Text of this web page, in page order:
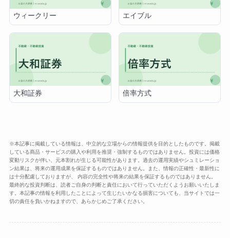
ウィークリー エイブル
大和証券 倍率方式
※本記事に掲載している情報は、中立的な立場からの情報提供を目的としたものです。掲載
している商品・サービスの購入や利用を推奨・強制するものではありません。投資には価格
変動リスクが伴い、元本割れが生じる可能性があります。過去の運用実績やシュミレーショ
ン結果は、将来の運用成果を保証するものではありません。また、情報の正確性・最新性に
は十分配慮しておりますが、 内容の完全性や将来の結果を保証するものではありません。
最終的な投資判断は、読者ご自身の判断と責任において行っていただくようお願いいたしま
す。本記事の情報を利用したことによって生じたいかなる損害についても、当サイトでは一
切の責任を負いかねますので、あらかじめご了承ください。